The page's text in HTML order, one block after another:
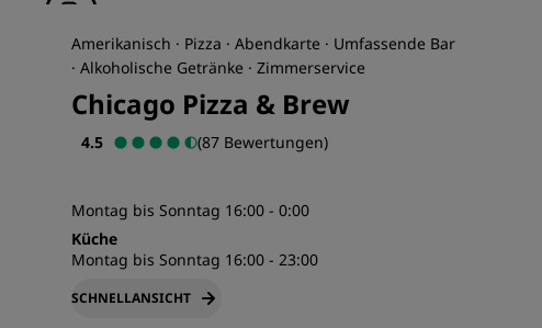
Amerikanisch · Pizza · Abendkarte · Umfassende Bar
· Alkoholische Getränke · Zimmerservice
Chicago Pizza & Brew
4.5 (87 Bewertungen)
Montag bis Sonntag 16:00 - 0:00
Küche
Montag bis Sonntag 16:00 - 23:00
SCHNELLANSICHT